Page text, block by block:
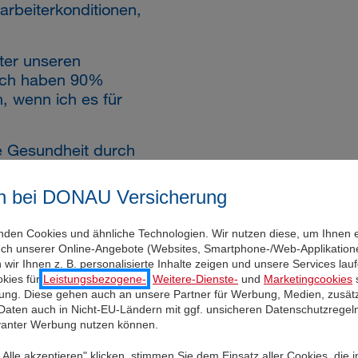
bei DONAU Versicherung
Cookies und ähnliche Technologien. Wir nutzen diese, um Ihnen
unserer Online-Angebote (Websites, Smartphone-/Web-
wir Ihnen z. B. personalisierte Inhalte zeigen und unsere Services
für Leistungsbezogene- Weitere-Dienste- und Marketingcookies
Diese gehen auch an unsere Partner für Werbung, Medien,
auch in Nicht-EU-Ländern mit ggf. unsicheren
Werbung nutzen können.
akzeptieren" klicken, stimmen Sie dem Einsatz aller Cookies, die
unseren
haben 90%
wenn ich es für
Gesundheit durch
auf Deine
und die Freiheit,
zu gestalten. Im